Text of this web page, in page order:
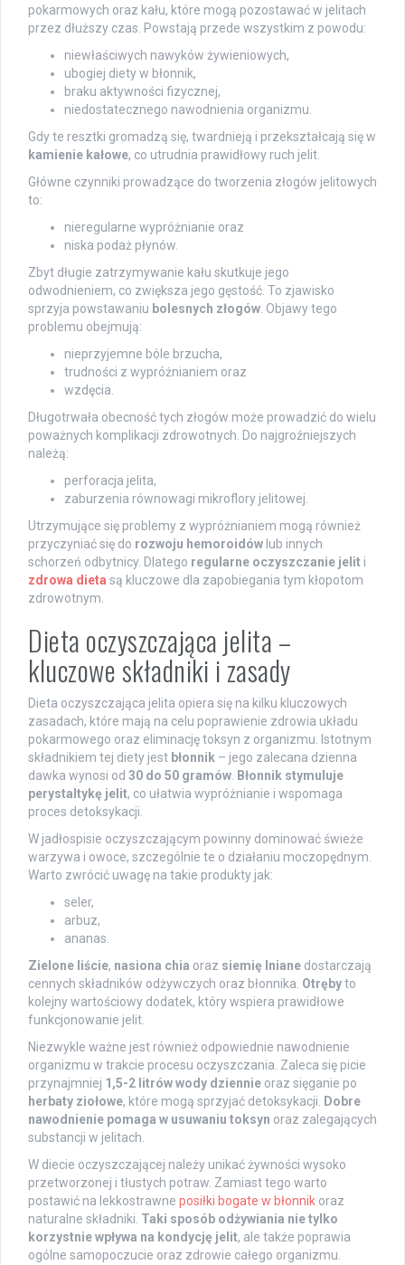
pokarmowych oraz kału, które mogą pozostawać w jelitach
przez dłuższy czas. Powstają przede wszystkim z powodu:
niewłaściwych nawyków żywieniowych,
ubogiej diety w błonnik,
braku aktywności fizycznej,
niedostatecznego nawodnienia organizmu.
Gdy te resztki gromadzą się, twardnieją i przekształcają się w
kamienie kałowe, co utrudnia prawidłowy ruch jelit.
Główne czynniki prowadzące do tworzenia złogów jelitowych
to:
nieregularne wypróżnianie oraz
niska podaż płynów.
Zbyt długie zatrzymywanie kału skutkuje jego
odwodnieniem, co zwiększa jego gęstość. To zjawisko
sprzyja powstawaniu bolesnych złogów . Objawy tego
problemu obejmują:
nieprzyjemne bóle brzucha,
trudności z wypróżnianiem oraz
wzdęcia.
Długotrwała obecność tych złogów może prowadzić do wielu
poważnych komplikacji zdrowotnych. Do najgroźniejszych
należą:
perforacja jelita,
zaburzenia równowagi mikroflory jelitowej.
Utrzymujące się problemy z wypróżnianiem mogą również
przyczyniać się do rozwoju hemoroidów lub innych
schorzeń odbytnicy. Dlatego regularne oczyszczanie jelit i
zdrowa dieta są kluczowe dla zapobiegania tym kłopotom
zdrowotnym.
Dieta oczyszczająca jelita –
kluczowe składniki i zasady
Dieta oczyszczająca jelita opiera się na kilku kluczowych
zasadach, które mają na celu poprawienie zdrowia układu
pokarmowego oraz eliminację toksyn z organizmu. Istotnym
składnikiem tej diety jest błonnik – jego zalecana dzienna
dawka wynosi od 30 do 50 gramów Błonnik stymuluje
perystaltykę jelit, co ułatwia wypróżnianie i wspomaga
proces detoksykacji.
W jadłospisie oczyszczającym powinny dominować świeże
warzywa i owoce, szczególnie te o działaniu moczopędnym.
Warto zwrócić uwagę na takie produkty jak:
seler,
arbuz,
ananas.
Zielone liście, nasiona chia oraz siemię lniane dostarczają
cennych składników odżywczych oraz błonnika. Otrębyto
kolejny wartościowy dodatek, który wspiera prawidłowe
funkcjonowanie jelit.
Niezwykle ważne jest również odpowiednie nawodnienie
organizmu w trakcie procesu oczyszczania. Zaleca się picie
przynajmniej 1,5-2 litrów wody dziennie oraz sięganie po
herbaty ziołowe, które mogą sprzyjać detoksykacji.
Dobre
nawodnienie pomaga w usuwaniu toksyn oraz zalegających
substancji w jelitach.
W diecie oczyszczającej należy unikać żywności wysoko
przetworzonej i tłustych potraw. Zamiast tego warto
postawić na lekkostrawne posiłki bogate w błonnik oraz
naturalne składniki. Taki sposób odżywiania nie tylko
korzystnie wpływa na kondycję jelit, ale także poprawia
ogólne samopoczucie oraz zdrowie całego organizmu.